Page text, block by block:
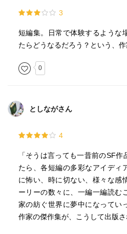
3
短編集。日常で体験するような
たらどうなるだろう？という、作
0
としながさん
4
「そうは言っても一昔前のSF
たら、各短編の多彩なアイディ
に怖い、時に切ない、様々な感
ーリーの数々に、一編一編読む
家の紡ぐ世界に夢中になってい
作家の傑作集が、こうして出版さ